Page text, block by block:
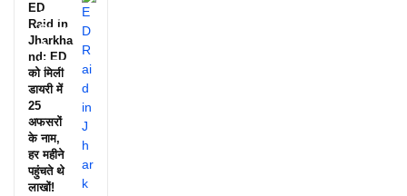
आदिवासी
दिवस की
ये
झलक?
ED
Raid in
Jharkha
nd: ED
को मिली
डायरी में
25
अफसरों
के नाम,
हर महीने
पहुंचते थे
लाखों!